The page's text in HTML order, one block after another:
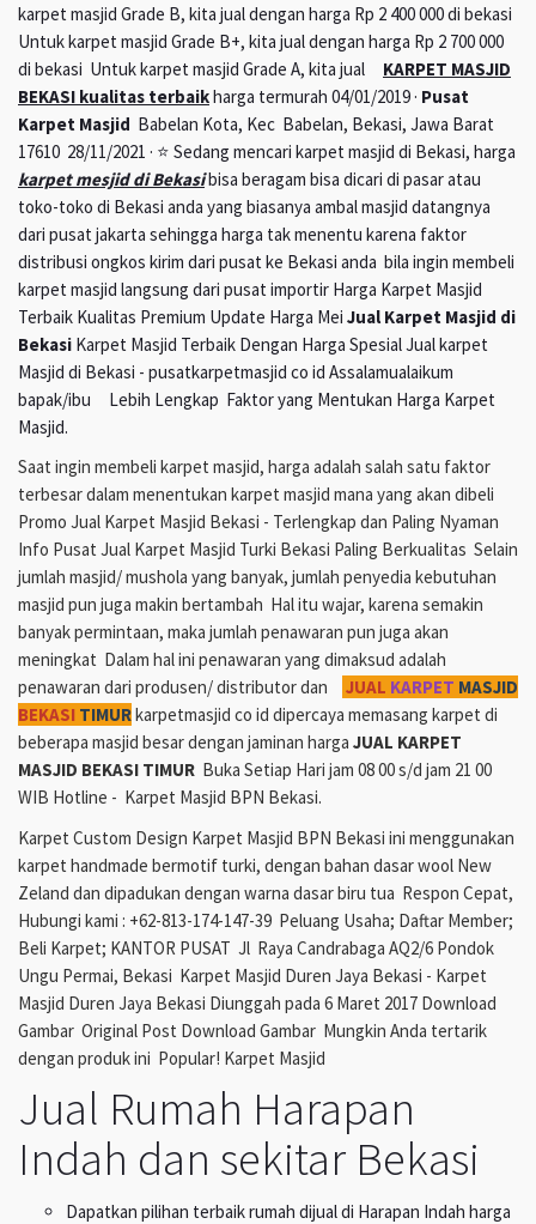
karpet masjid Grade B, kita jual dengan harga Rp 2 400 000 di bekasi
Untuk karpet masjid Grade B+, kita jual dengan harga Rp 2 700 000
di bekasi Untuk karpet masjid Grade A, kita jual KARPET MASJID
BEKASI kualitas terbaikharga termurah 04/01/2019 · Pusat
Karpet Masjid Babelan Kota, Kec Babelan, Bekasi, Jawa Barat
17610 28/11/2021 · ⭐ Sedang mencari karpet masjid di Bekasi, harga
karpet mesjid di Bekasibisa beragam bisa dicari di pasar atau
toko-toko di Bekasi anda yang biasanya ambal masjid datangnya
dari pusat jakarta sehingga harga tak menentu karena faktor
distribusi ongkos kirim dari pusat ke Bekasi anda bila ingin membeli
karpet masjid langsung dari pusat importir Harga Karpet Masjid
Terbaik Kualitas Premium Update Harga Mei Jual Karpet Masjid di
Bekasi Karpet Masjid Terbaik Dengan Harga Spesial Jual karpet
Masjid di Bekasi - pusatkarpetmasjid co id Assalamualaikum
bapak/ibu Lebih Lengkap Faktor yang Mentukan Harga Karpet
Masjid.
Saat ingin membeli karpet masjid, harga adalah salah satu faktor
terbesar dalam menentukan karpet masjid mana yang akan dibeli
Promo Jual Karpet Masjid Bekasi - Terlengkap dan Paling Nyaman
Info Pusat Jual Karpet Masjid Turki Bekasi Paling Berkualitas Selain
jumlah masjid/ mushola yang banyak, jumlah penyedia kebutuhan
masjid pun juga makin bertambah Hal itu wajar, karena semakin
banyak permintaan, maka jumlah penawaran pun juga akan
meningkat Dalam hal ini penawaran yang dimaksud adalah
penawaran dari produsen/ distributor dan
JUAL KARPET MASJID
BEKASI TIMURkarpetmasjid co id dipercaya memasang karpet di
beberapa masjid besar dengan jaminan harga JUAL KARPET
MASJID BEKASI TIMUR Buka Setiap Hari jam 08 00 s/d jam 21 00
WIB Hotline - Karpet Masjid BPN Bekasi.
Karpet Custom Design Karpet Masjid BPN Bekasi ini menggunakan
karpet handmade bermotif turki, dengan bahan dasar wool New
Zeland dan dipadukan dengan warna dasar biru tua Respon Cepat,
Hubungi kami : +62-813-174-147-39 Peluang Usaha; Daftar Member;
Beli Karpet; KANTOR PUSAT Jl Raya Candrabaga AQ2/6 Pondok
Ungu Permai, Bekasi Karpet Masjid Duren Jaya Bekasi - Karpet
Masjid Duren Jaya Bekasi Diunggah pada 6 Maret 2017 Download
Gambar Original Post Download Gambar Mungkin Anda tertarik
dengan produk ini Popular! Karpet Masjid
Jual Rumah Harapan
Indah dan sekitar Bekasi
Dapatkan pilihan terbaik rumah dijual di Harapan Indah harga